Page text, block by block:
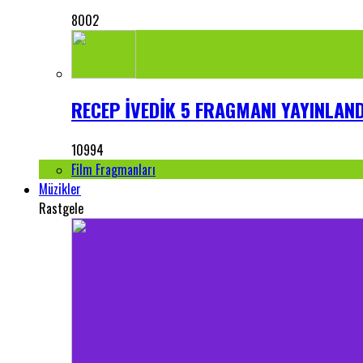
8002
RECEP İVEDİK 5 FRAGMANI
10994
Film Fragmanları
Müzikler
Rastgele